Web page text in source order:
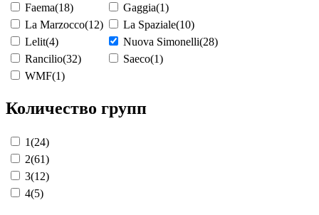
Faema(18) Gaggia(1)
La Marzocco(12) La Spaziale(10)
Lelit(4) Nuova Simonelli(28)
Rancilio(32) Saeco(1)
WMF(1)
Количество групп
1(24)
2(61)
3(12)
4(5)